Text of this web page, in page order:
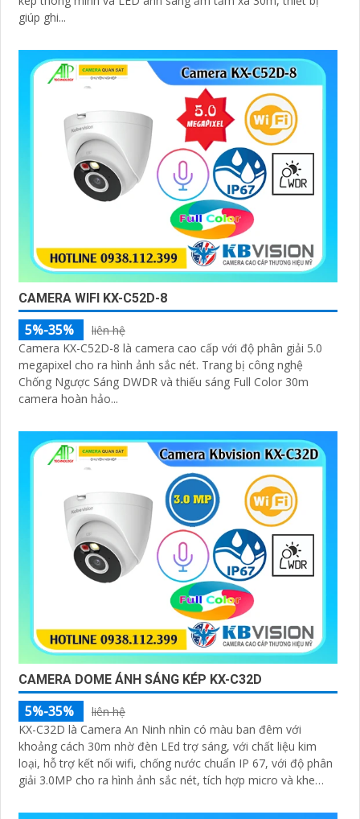
giúp ghi...
CAMERA WIFI KX-C52D-8
5%-35%
liên hệ
Camera KX-C52D-8 là camera cao cấp với độ phân giải 5.0
megapixel cho ra hình ảnh sắc nét. Trang bị công nghệ
Chống Ngược Sáng DWDR và thiếu sáng Full Color 30m
camera hoàn hảo...
CAMERA DOME ÁNH SÁNG KÉP KX-C32D
5%-35%
liên hệ
KX-C32D là Camera An Ninh nhìn có màu ban đêm với
khoảng cách 30m nhờ đèn LEd trợ sáng, với chất liệu kim
loại, hỗ trợ kết nối wifi, chống nước chuẩn IP 67, với độ phân
giải 3.0MP cho ra hình ảnh sắc nét, tích hợp micro và khe